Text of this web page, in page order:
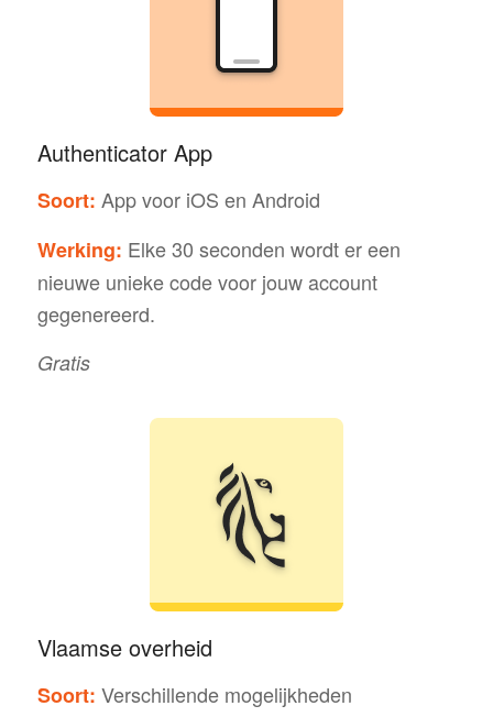
Authenticator App
Soort: App voor iOS en Android
Werking: Elke 30 seconden wordt er een
nieuwe unieke code voor jouw account
gegenereerd.
Gratis
Vlaamse overheid
Soort: Verschillende mogelijkheden